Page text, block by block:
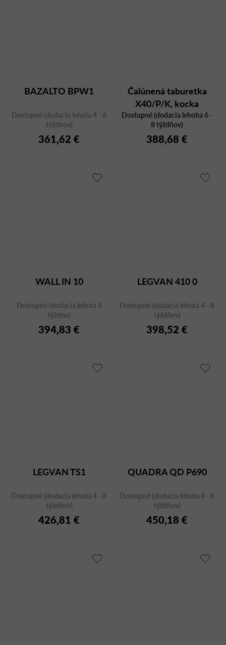
BAZALTO BPW1
Dostupné (dodacia lehota 4 - 6
týždňov)
361,62 €
Čalúnená taburetka
X40/P/K, kocka
Dostupné (dodacia lehoha 6 -
8 týždňov)
388,68 €
WALL IN 10
Dostupné (dodacia lehota 4
týždne)
394,83 €
LEGVAN 410 0
Dostupné (dodacia lehota 4 - 8
týždňov)
398,52 €
LEGVAN TS1
Dostupné (dodacia lehota 4 - 8
týždňov)
426,81 €
QUADRA QD P690
Dostupné (dodacia lehota 4 - 8
týždňov)
450,18 €